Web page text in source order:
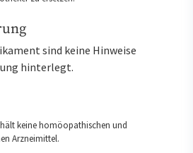
sind keine Hinweise
hinterlegt.
keine homöopathischen und
Arzneimittel.